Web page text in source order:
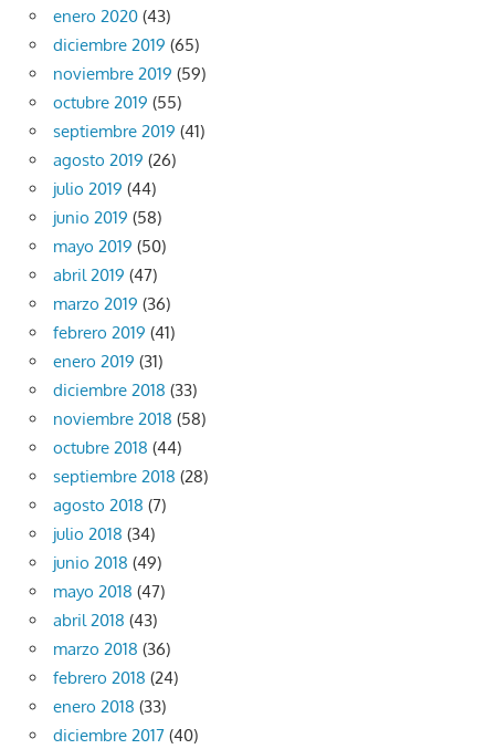
enero 2020 (43)
diciembre 2019 (65)
noviembre 2019 (59)
octubre 2019 (55)
septiembre 2019 (41)
agosto 2019 (26)
julio 2019 (44)
junio 2019 (58)
mayo 2019 (50)
abril 2019 (47)
marzo 2019 (36)
febrero 2019 (41)
enero 2019 (31)
diciembre 2018 (33)
noviembre 2018 (58)
octubre 2018 (44)
septiembre 2018 (28)
agosto 2018 (7)
julio 2018 (34)
junio 2018 (49)
mayo 2018 (47)
abril 2018 (43)
marzo 2018 (36)
febrero 2018 (24)
enero 2018 (33)
diciembre 2017 (40)